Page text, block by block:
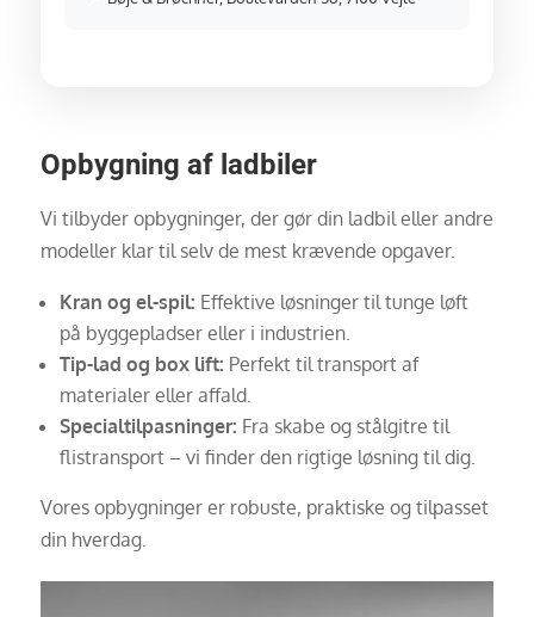
Opbygning af ladbiler
Vi tilbyder opbygninger, der gør din ladbil eller andre
modeller klar til selv de mest krævende opgaver.
Kran og el-spil: Effektive løsninger til tunge løft
på byggepladser eller i industrien.
Tip-lad og box lift: Perfekt til transport af
materialer eller affald.
Specialtilpasninger: Fra skabe og stålgitre til
flistransport – vi finder den rigtige løsning til dig.
Vores opbygninger er robuste, praktiske og tilpasset
din hverdag.